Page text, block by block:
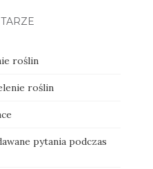
roślin
roślin
pytania podczas